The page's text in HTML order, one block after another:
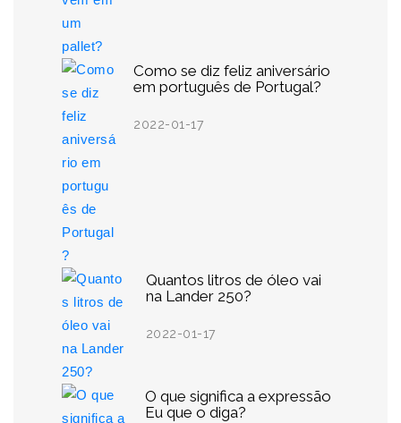
Como se diz feliz aniversário
em português de Portugal?
2022-01-17
Quantos litros de óleo vai
na Lander 250?
2022-01-17
O que significa a expressão
Eu que o diga?